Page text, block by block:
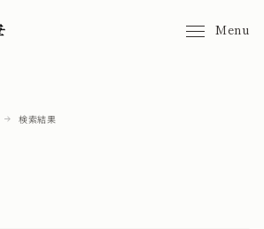
Menu
検索結果